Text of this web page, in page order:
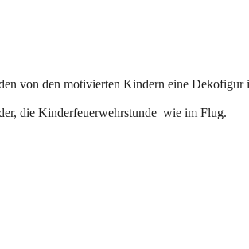
von den motivierten Kindern eine
die Kinderfeuerwehrstunde wie im Flug.